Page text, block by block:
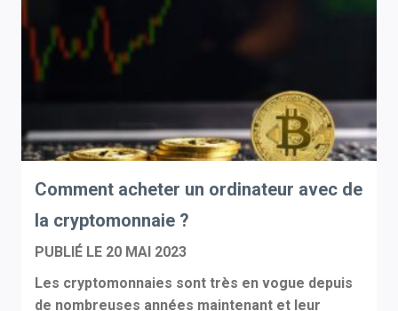
Comment acheter un ordinateur avec de
la cryptomonnaie ?
PUBLIÉ LE 20 MAI 2023
Les cryptomonnaies sont très en vogue depuis
de nombreuses années maintenant et leur